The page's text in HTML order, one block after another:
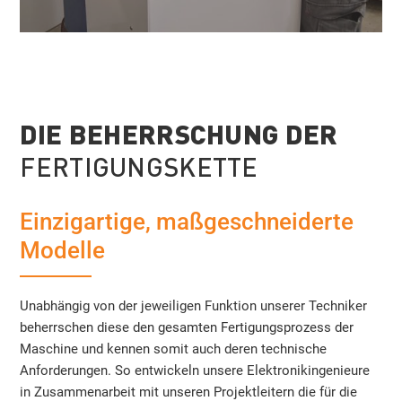
DIE BEHERRSCHUNG DER
FERTIGUNGSKETTE
Einzigartige, maßgeschneiderte
Modelle
Unabhängig von der jeweiligen Funktion unserer Techniker
beherrschen diese den gesamten Fertigungsprozess der
Maschine und kennen somit auch deren technische
Anforderungen. So entwickeln unsere Elektronikingenieure
in Zusammenarbeit mit unseren Projektleitern die für die